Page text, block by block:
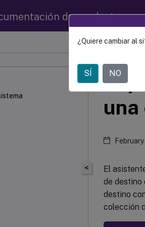
de productos
Citrix
< El
de destino
destino
colección
¿Quiere cambiar al
SÍ NO